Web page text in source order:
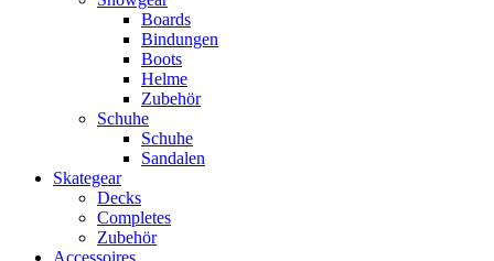
Boards
Bindungen
Boots
Helme
Zubehör
Schuhe
Schuhe
Sandalen
Skategear
Decks
Completes
Zubehör
Accessoires